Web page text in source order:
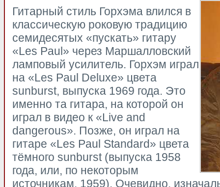
Гитарный стиль Горхэма влился в
классическую роковую традицию
семидесятых «пускать» гитару
«Les Paul» через Маршалловский
ламповый усилитель. Горхэм играл
на «Les Paul Deluxe» цвета
sunburst, выпуска 1969 года. Это
именно та гитара, на которой он
играл в видео к «Live and
dangerous». Позже, он играл на
гитаре «Les Paul Standard» цвета
тёмного sunburst (выпуска 1958
года, или, по некоторым
источникам, 1959). Очевидно,